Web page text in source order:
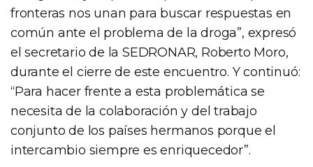
fronteras nos unan para buscar respuestas en
común ante el problema de la droga”, expresó
el secretario de la SEDRONAR, Roberto Moro,
durante el cierre de este encuentro. Y continuó:
“Para hacer frente a esta problemática se
necesita de la colaboración y del trabajo
conjunto de los países hermanos porque el
intercambio siempre es enriquecedor”.